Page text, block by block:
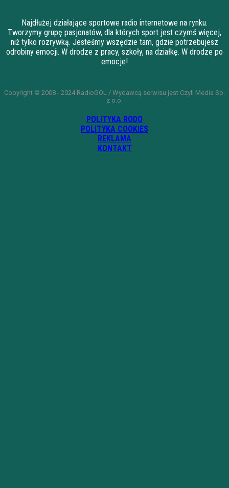
Najdłużej działające sportowe radio internetowe na rynku.
Tworzymy grupę pasjonatów, dla których sport jest czymś więcej,
niż tylko rozrywką. Jesteśmy wszędzie tam, gdzie potrzebujesz
odrobiny emocji. W drodze z pracy, szkoły, na działkę. W drodze po
emocje!
Copyright © 2008 - 2024 RadioGOL / Wydawcą serwisu jest Czyli Media Sp.
z o.o.
POLITYKA RODO
POLITYKA COOKIES
REKLAMA
KONTAKT